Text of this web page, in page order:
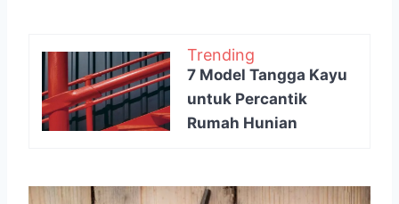
Trending
7 Model Tangga Kayu
untuk Percantik
Rumah Hunian